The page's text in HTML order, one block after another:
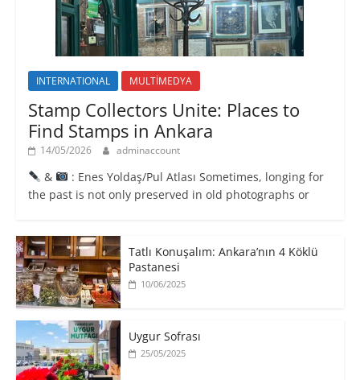
INTERNATIONAL MULTİMEDYA
Stamp Collectors Unite: Places to
Find Stamps in Ankara
14/05/2026 adminaccount
&
: Enes Yoldaş/Pul Atlası Sometimes, longing for
the past is not only preserved in old photographs or
Tatlı Konuşalım: Ankara’nın 4 Köklü
Pastanesi
10/06/2025
Uygur Sofrası
25/05/2025